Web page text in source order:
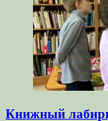
Книжный